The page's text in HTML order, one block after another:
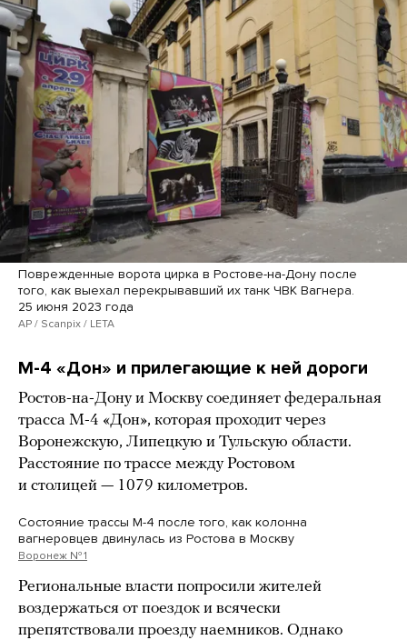
Поврежденные ворота цирка в Ростове-на-Дону после
того, как выехал перекрывавший их танк ЧВК Вагнера.
25 июня 2023 года
AP / Scanpix / LETA
М-4 «Дон» и прилегающие к ней дороги
Ростов-на-Дону и Москву соединяет федеральная
трасса М-4 «Дон», которая проходит через
Воронежскую, Липецкую и Тульскую области.
Расстояние по трассе между Ростовом
и столицей — 1079 километров.
Состояние трассы М-4 после того, как колонна
вагнеровцев двинулась из Ростова в Москву
Воронеж № 1
Региональные власти попросили жителей
воздержаться от поездок и всячески
препятствовали проезду наемников. Однако